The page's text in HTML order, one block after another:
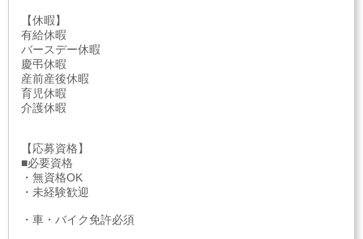
【休暇】
有給休暇
バースデー休暇
慶弔休暇
産前産後休暇
育児休暇
介護休暇
【応募資格】
■必要資格
・無資格OK
・未経験歓迎
・車・バイク免許必須